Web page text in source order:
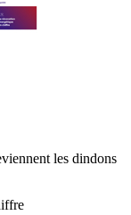
les dindons